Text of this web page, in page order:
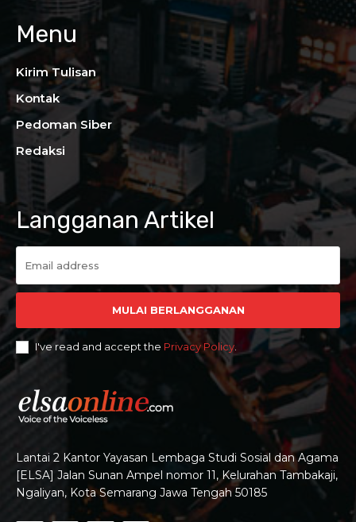
Lantai 2 Kantor Yayasan Lembaga Studi Sosial dan Agama
[ELSA] Jalan Sunan Ampel nomor 11, Kelurahan Tambakaji,
Ngaliyan, Kota Semarang Jawa Tengah 50185
Langganan Artikel
MULAI BERLANGGANAN
I've read and accept the Privacy Policy
Menu
Kirim Tulisan
Kontak
Pedoman Siber
Redaksi